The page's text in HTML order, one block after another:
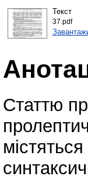
Текст
37.pdf
Статтю